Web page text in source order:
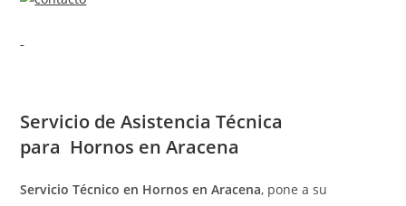
Servicio de Asistencia Técnica
para Hornos en Aracena
Servicio Técnico en Hornos en Aracena, pone a su